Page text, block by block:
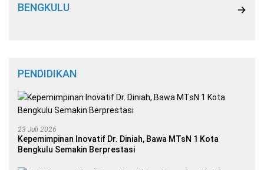
BENGKULU
PENDIDIKAN
23 Juli 2026
Kepemimpinan Inovatif Dr. Diniah, Bawa MTsN 1 Kota
Bengkulu Semakin Berprestasi